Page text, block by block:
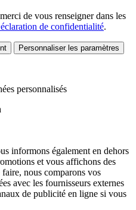
de vous renseigner dans les
de confidentialité.
Personnaliser les paramètres
personnalisés
informons également en dehors
et vous affichons des
nous comparons vos
avec les fournisseurs externes
de publicité en ligne si vous